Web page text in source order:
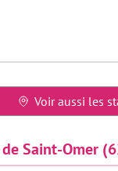
Voir aussi les
Saint-Omer